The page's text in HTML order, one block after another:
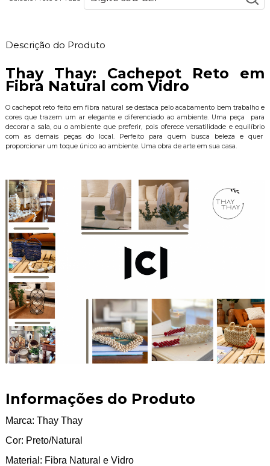
Descrição do Produto
Thay Thay: Cachepot Reto em
Fibra Natural com Vidro
O cachepot reto feito em fibra natural se destaca pelo acabamento bem trabalho e
cores que trazem um ar elegante e diferenciado ao ambiente. Uma peça para
decorar a sala, ou o ambiente que preferir, pois oferece versatilidade e equilíbrio
com as demais peças do local. Perfeito para quem busca beleza e quer
proporcionar um toque único ao ambiente. Uma obra de arte em sua casa.
Informações do Produto
Marca: Thay Thay
Cor: Preto/Natural
Material: Fibra Natural e Vidro